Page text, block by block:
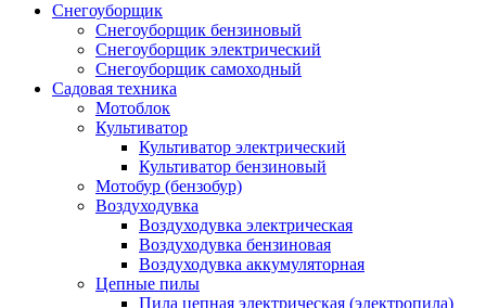
Снегоуборщик
Снегоуборщик бензиновый
Снегоуборщик электрический
Снегоуборщик самоходный
Садовая техника
Мотоблок
Культиватор
Культиватор электрический
Культиватор бензиновый
Мотобур (бензобур)
Воздуходувка
Воздуходувка электрическая
Воздуходувка бензиновая
Воздуходувка аккумуляторная
Цепные пилы
Пила цепная электрическая (электропила)